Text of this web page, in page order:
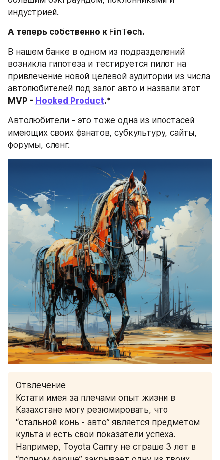
индустрией.
А теперь собственно к FinTech.
В нашем банке в одном из подразделений
возникла гипотеза и тестируется пилот на
привлечение новой целевой аудитории из числа
MVP - Hooked Product.*
Автолюбители - это тоже одна из ипостасей
имеющих своих фанатов, субкультуру, сайты,
форумы, сленг.
Отвлечение
Кстати имея за плечами опыт жизни в
Казахстане могу резюмировать, что
“стальной конь - авто” является предметом
культа и есть свои показатели успеха.
Например, Toyota Camry не страше 3 лет в